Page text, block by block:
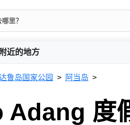
附近的地方
鲁岛国家公园 阿当岛
Adang 度